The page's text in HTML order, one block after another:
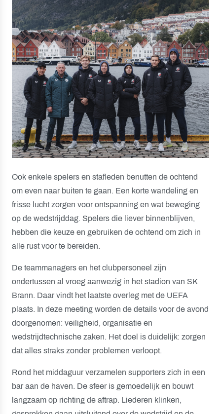
Ook enkele spelers en stafleden benutten de ochtend
om even naar buiten te gaan. Een korte wandeling en
frisse lucht zorgen voor ontspanning en wat beweging
op de wedstrijddag. Spelers die liever binnenblijven,
hebben die keuze en gebruiken de ochtend om zich in
alle rust voor te bereiden.
De teammanagers en het clubpersoneel zijn
ondertussen al vroeg aanwezig in het stadion van SK
Brann. Daar vindt het laatste overleg met de UEFA
plaats. In deze meeting worden de details voor de avond
doorgenomen: veiligheid, organisatie en
wedstrijdtechnische zaken. Het doel is duidelijk: zorgen
dat alles straks zonder problemen verloopt.
Rond het middaguur verzamelen supporters zich in een
bar aan de haven. De sfeer is gemoedelijk en bouwt
langzaam op richting de aftrap. Liederen klinken,